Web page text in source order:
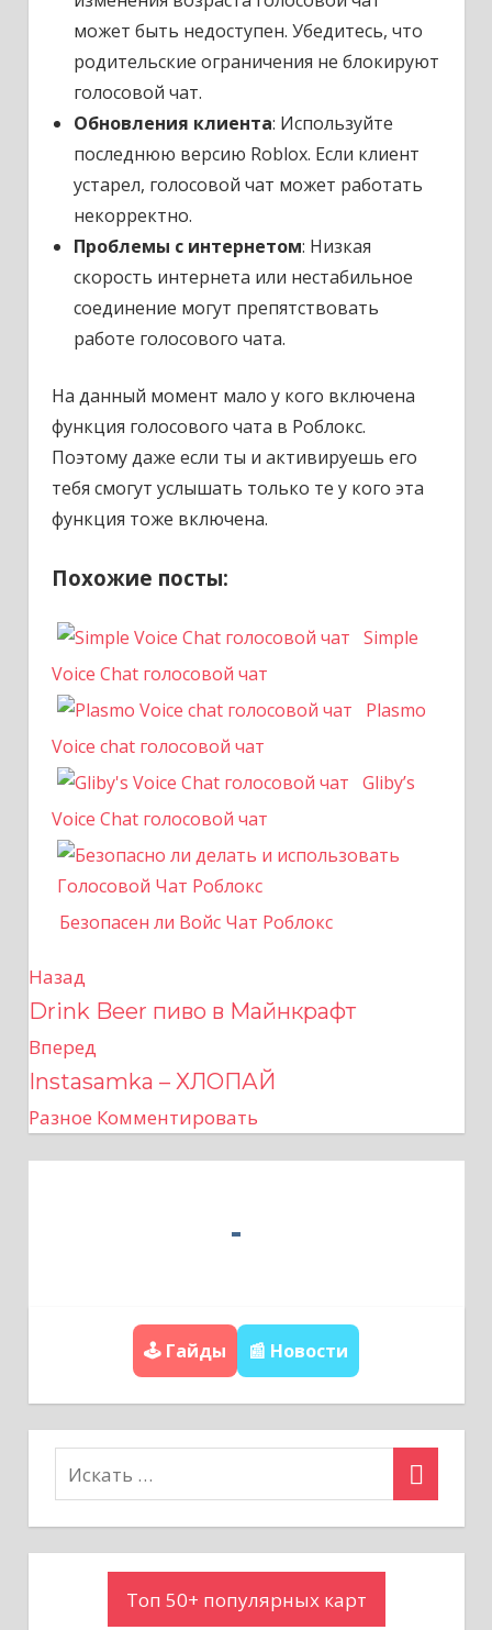
может быть недоступен. Убедитесь, что
родительские ограничения не блокируют
голосовой чат.
Обновления клиента: Используйте
последнюю версию Roblox. Если клиент
устарел, голосовой чат может работать
некорректно.
Проблемы с интернетом: Низкая
скорость интернета или нестабильное
соединение могут препятствовать
работе голосового чата.
На данный момент мало у кого включена
функция голосового чата в Роблокс.
Поэтому даже если ты и активируешь его
тебя смогут услышать только те у кого эта
функция тоже включена.
Похожие посты:
Simple
Voice Chat голосовой чат
Plasmo
Voice chat голосовой чат
Gliby’s
Voice Chat голосовой чат
Безопасен ли Войс Чат Роблокс
Н
а
в
и
а
Назад
Drink Beer пиво в Майнкрафт
Вперед
Instasamka – ХЛОПАЙ
Разное Комментировать
🕹️ Гайды 📰 Новости
Топ 50+ популярных карт